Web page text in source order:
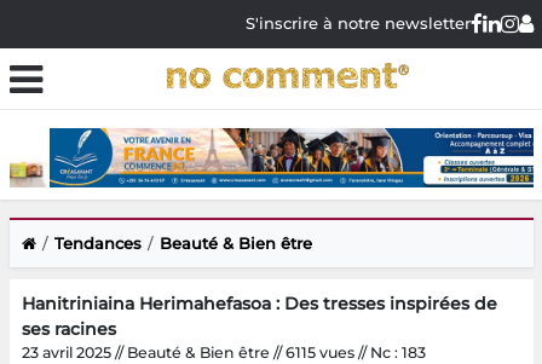
S'inscrire à notre newsletter
Tendances Beauté & Bien être
Hanitriniaina Herimahefasoa : Des tresses inspirées de
ses racines
23 avril 2025 // Beauté & Bien être // 6115 vues // Nc : 183